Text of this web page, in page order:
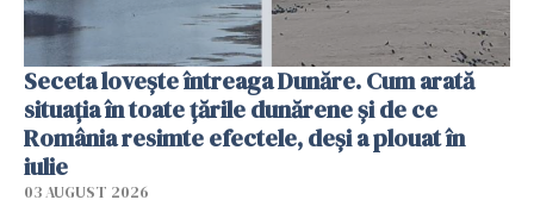
Seceta lovește întreaga Dunăre. Cum arată
situația în toate țările dunărene și de ce
România resimte efectele, deși a plouat în
iulie
03 AUGUST 2026